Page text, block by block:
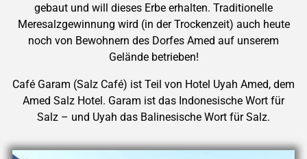
gebaut und will dieses Erbe erhalten. Traditionelle
Meresalzgewinnung wird (in der Trockenzeit) auch heute
noch von Bewohnern des Dorfes Amed auf unserem
Gelände betrieben!
Café Garam (Salz Café) ist Teil von Hotel Uyah Amed, dem
Amed Salz Hotel. Garam ist das Indonesische Wort für
Salz – und Uyah das Balinesische Wort für Salz.